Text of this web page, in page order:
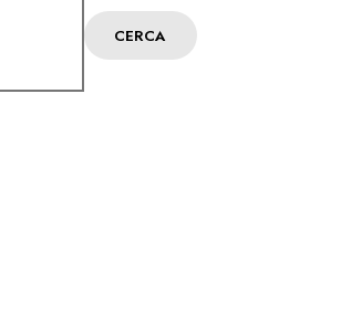
CERCA